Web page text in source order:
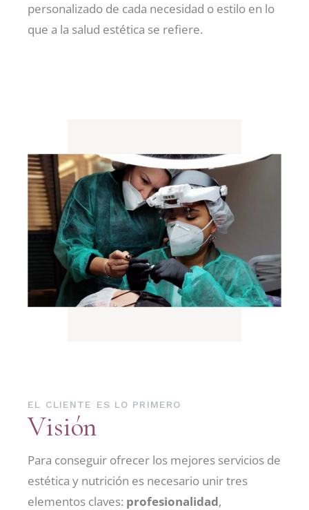
personalizado de cada necesidad o estilo en lo
que a la salud estética se refiere.
EL CLIENTE ES LO PRIMERO
Visión
Para conseguir ofrecer los mejores servicios de
estética y nutrición es necesario unir tres
elementos claves: profesionalidad,